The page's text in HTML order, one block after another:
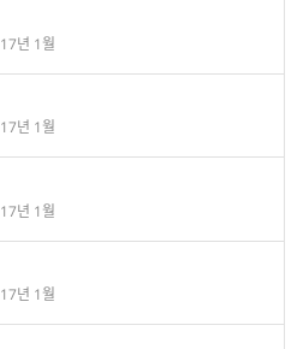
17년 1월
17년 1월
17년 1월
17년 1월